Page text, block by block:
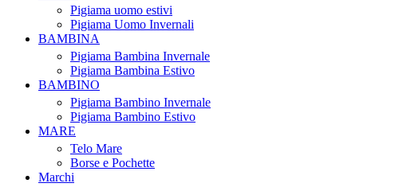
Pigiama uomo estivi
Pigiama Uomo Invernali
BAMBINA
Pigiama Bambina Invernale
Pigiama Bambina Estivo
BAMBINO
Pigiama Bambino Invernale
Pigiama Bambino Estivo
MARE
Telo Mare
Borse e Pochette
Marchi